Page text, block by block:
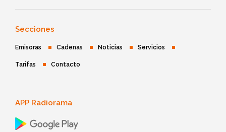
Secciones
Emisoras Cadenas Noticias Servicios
Tarifas Contacto
APP Radiorama